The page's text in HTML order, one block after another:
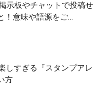
示板やチャットで投稿せ
！意味や語源をご…
しすぎる『スタンプアレ
方